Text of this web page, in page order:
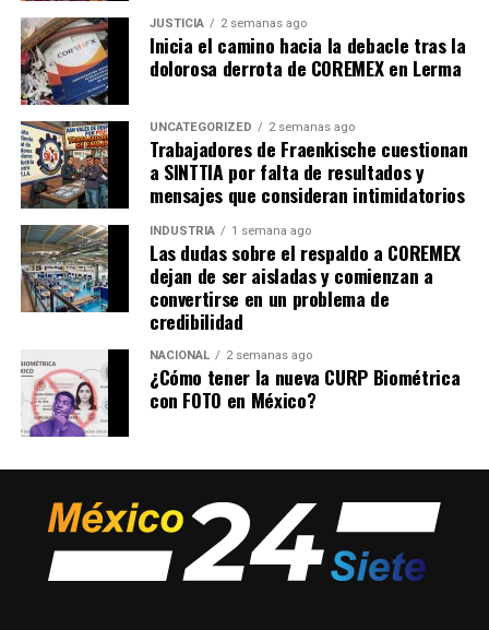
JUSTICIA 2 semanas ago
Inicia el camino hacia la debacle tras la
dolorosa derrota de COREMEX en Lerma
UNCATEGORIZED 2 semanas ago
Trabajadores de Fraenkische cuestionan
a SINTTIA por falta de resultados y
mensajes que consideran intimidatorios
INDUSTRIA 1 semana ago
Las dudas sobre el respaldo a COREMEX
dejan de ser aisladas y comienzan a
convertirse en un problema de
credibilidad
NACIONAL 2 semanas ago
¿Cómo tener la nueva CURP Biométrica
con FOTO en México?